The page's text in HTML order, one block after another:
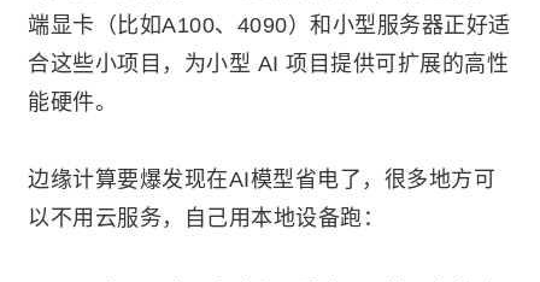
端显卡（比如A100、4090）和小型服务器正好适
合这些小项目，为小型 AI 项目提供可扩展的高性
能硬件。
边缘计算要爆发现在AI模型省电了，很多地方可
以不用云服务，自己用本地设备跑：